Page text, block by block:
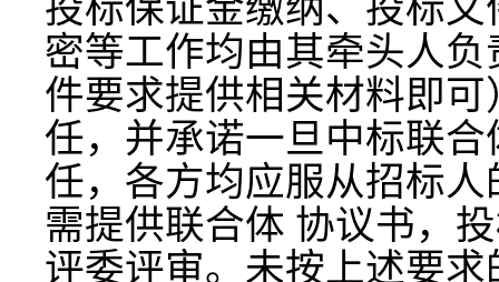
投标保证金缴纳、投标
密等工作均由其牵头人
件要求提供相关材料即
任，并承诺一旦中标联
任，各方均应服从招标
需提供联合体 协议书，
评委评审。未按上述要